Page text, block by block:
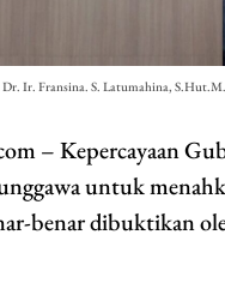
Ir. Fransina. S. Latumahina,
– Kepercayaan
untuk
benar dibuktikan